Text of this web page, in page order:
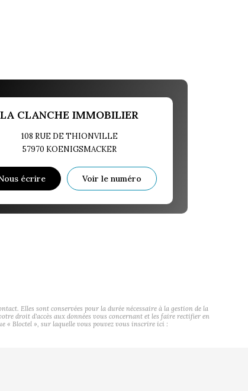
LA CLANCHE IMMOBILIER
108 RUE DE THIONVILLE
57970 KOENIGSMACKER
écrire Voir le numéro
Elles sont conservées pour la durée nécessaire à la gestion de la
droit d'accès aux données vous concernant et les faire rectifier en
« Bloctel », sur laquelle vous pouvez vous inscrire ici :